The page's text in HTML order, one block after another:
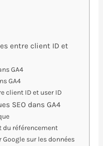
entre client ID et
GA4
GA4
client ID et user ID
SEO dans GA4
du référencement
sur les données